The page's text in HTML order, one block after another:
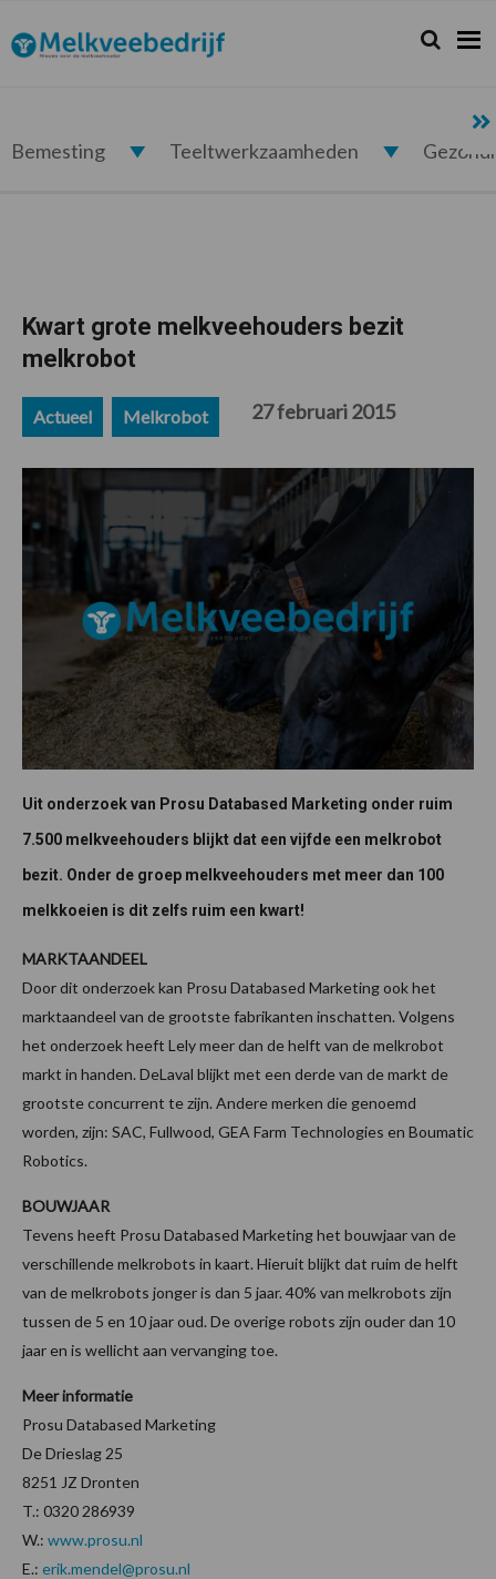
de
hoofdnavigatie
de
hoofd
de
eerste
de
voettekst
Melkveebedrijf.nl Zoeken...
Zoek
Bemesting Teeltwerkzaamheden
Kwart grote melkveehouders bezit
melkrobot
Actueel Melkrobot 27 februari 2015
Uit onderzoek van Prosu Databased Marketing onder ruim
7.500 melkveehouders blijkt dat een vijfde een melkrobot
bezit. Onder de groep melkveehouders met meer dan 100
melkkoeien is dit zelfs ruim een kwart!
MARKTAANDEEL
Door dit onderzoek kan Prosu Databased Marketing ook het
marktaandeel van de grootste fabrikanten inschatten. Volgens
het onderzoek heeft Lely meer dan de helft van de melkrobot
markt in handen. DeLaval blijkt met een derde van de markt de
grootste concurrent te zijn. Andere merken die genoemd
worden, zijn: SAC, Fullwood, GEA Farm Technologies en Boumatic
Robotics.
BOUWJAAR
Tevens heeft Prosu Databased Marketing het bouwjaar van de
verschillende melkrobots in kaart. Hieruit blijkt dat ruim de helft
van de melkrobots jonger is dan 5 jaar. 40% van melkrobots zijn
tussen de 5 en 10 jaar oud. De overige robots zijn ouder dan 10
jaar en is wellicht aan vervanging toe.
Meer informatie
Prosu Databased Marketing
De Drieslag 25
8251 JZ Dronten
T.: 0320 286939
W.: www.prosu.nl
E.: erik.mendel@prosu.nl